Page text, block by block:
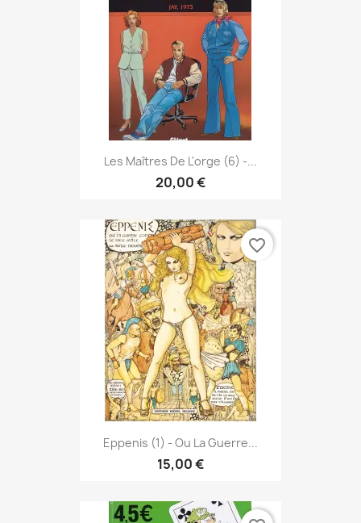
Les Maîtres De L'orge (6) -...
20,00 €
Eppenis (1) - Ou La Guerre...
15,00 €
favorite_border